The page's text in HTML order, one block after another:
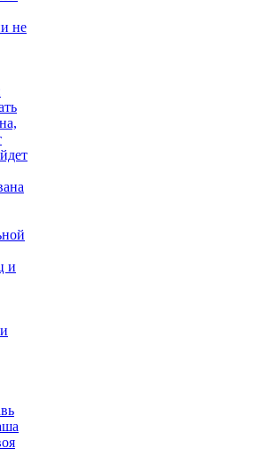
не
и